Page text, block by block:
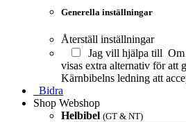
Generella inställningar
Återställ inställningar
Jag vill hjälpa till Om
visas extra alternativ för att
Kärnbibelns ledning att
Bidra
Shop Webshop
Helbibel (GT & NT)